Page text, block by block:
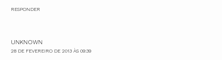
RESPONDER
UNKNOWN
28 DE FEVEREIRO DE 2013 ÀS 09:39